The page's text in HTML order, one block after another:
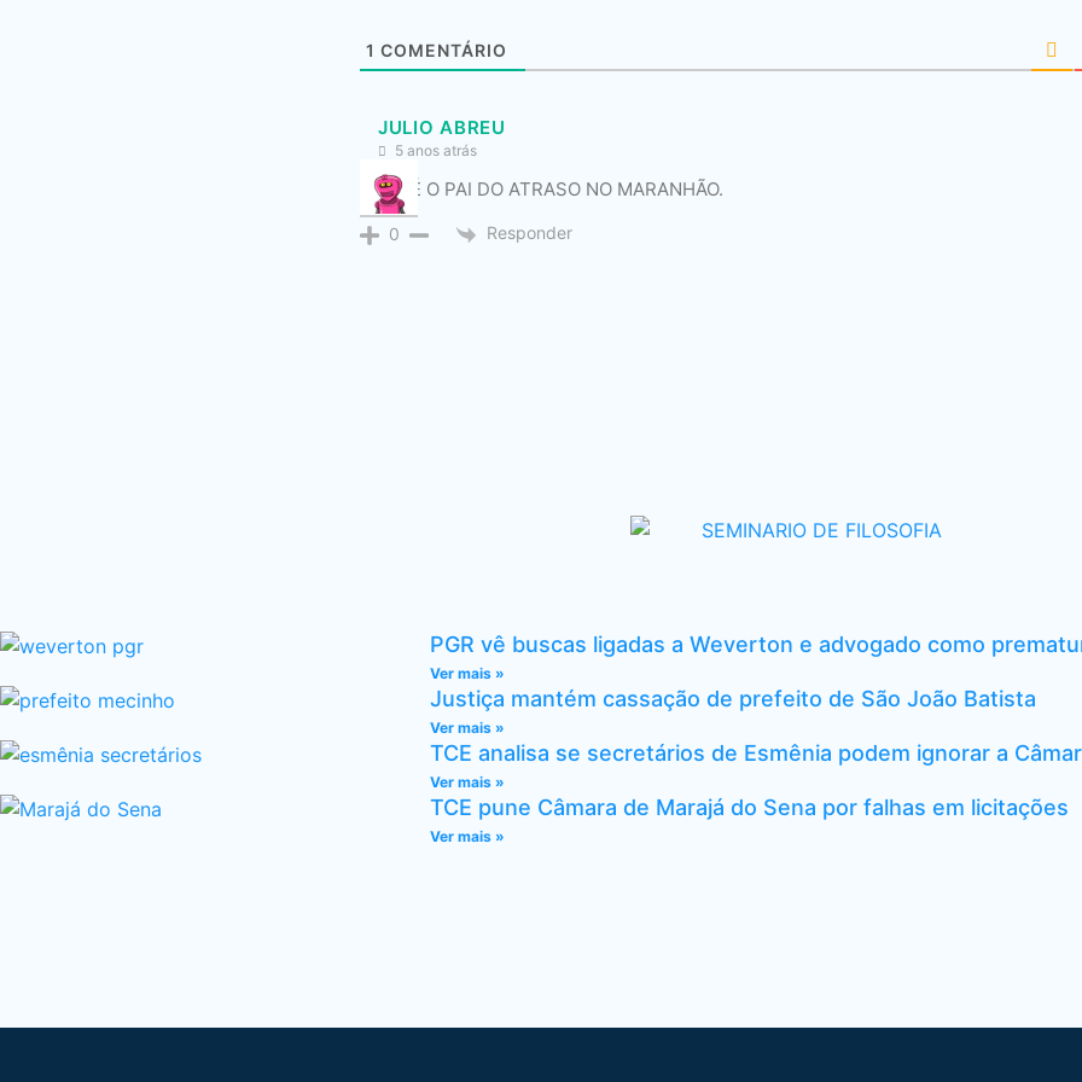
1 COMENTÁRIO
JULIO ABREU
5 anos atrás
ESSE É O PAI DO ATRASO NO MARANHÃO.
0 Responder
PGR vê buscas ligadas a Weverton e advogado como
Ver mais »
Justiça mantém cassação de prefeito de São João Batista
Ver mais »
TCE analisa se secretários de Esmênia podem ignorar a
Ver mais »
TCE pune Câmara de Marajá do Sena por falhas em licitações
Ver mais »